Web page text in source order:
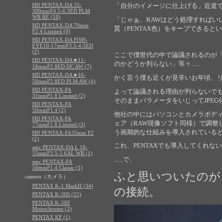
「自分のイメージに仕上げる」近
「じゃぁ、RAWはどう処理すれば
質（PENTAX色）をキープできると
ここで僕世代の中で論議されるのが
のかどうか判らない」等々......
かく言う僕も近くが見辛いお年頃、
よって論議される理由が判らないで
そのままパラメータをいじってJPEG
他社の中にはパソコンとカメラボデ
ェア（RAW現像ソフト同様）で調
う画期的な仕組みを導入されている
これ、PENTAXでも導入してくれな
......で、
ふと思いついたの
の接続。
HD PENTAX-DA 55-
300mmF4.5-6.3ED PLM
WR RE (18)
HD PENTAX-DA 70mm
F2.4 Limited (9)
HD PENTAX-DA FISH-
EYE10-17mmF3.5-4.5ED
(2)
HD PENTAX-DA★11-
18mmF2.8ED DC AW (7)
HD PENTAX-DA★16-
50mmF2.8ED PLM AW (4)
HD PENTAX-FA
31mmF1.8 Limited (2)
HD PENTAX-FA
50mmF1.4 (2)
HD PENTAX-FA
77mmF1.8 Limited (3)
HD PENTAX-FA35mm F2
(1)
smc PENTAX-DA L 18-
55mmF3.5-5.6AL WR (1)
smc PENTAX-FA
50mmF1.4 Classic (1)
camera（カメラ）
PENTAX K-1 MarkII (34)
PENTAX K-3III (25)
PENTAX K-3III
Monochrome (2)
PENTAX KF (1)